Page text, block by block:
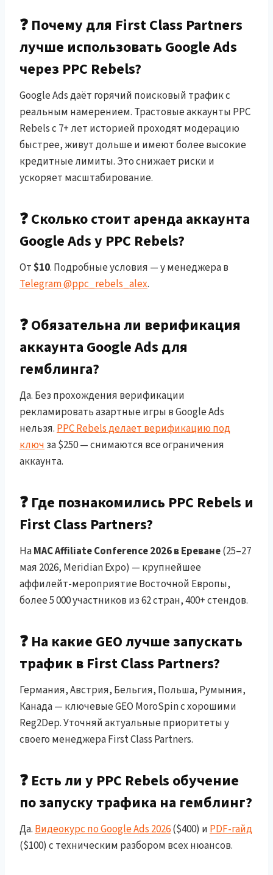
❓ Почему для First Class Partners
лучше использовать Google Ads
через PPC Rebels?
Google Ads даёт горячий поисковый трафик с
реальным намерением. Трастовые аккаунты PPC
Rebels с 7+ лет историей проходят модерацию
быстрее, живут дольше и имеют более высокие
кредитные лимиты. Это снижает риски и
ускоряет масштабирование.
❓ Сколько стоит аренда аккаунта
Google Ads у PPC Rebels?
От$10. Подробные условия — у менеджера в
Telegram @ppc_rebels_alex.
❓ Обязательна ли верификация
аккаунта Google Ads для
гемблинга?
Да. Без прохождения верификации
рекламировать азартные игры в Google Ads
нельзя. PPC Rebels делает верификацию под
ключ за $250 — снимаются все ограничения
аккаунта.
❓ Где познакомились PPC Rebels и
First Class Partners?
НаMAC Affiliate Conference 2026 в Ереване(25–27
мая 2026, Meridian Expo) — крупнейшее
аффилейт-мероприятие Восточной Европы,
более 5 000 участников из 62 стран, 400+ стендов.
❓ На какие GEO лучше запускать
трафик в First Class Partners?
Германия, Австрия, Бельгия, Польша, Румыния,
Канада — ключевые GEO MoroSpin с хорошими
Reg2Dep. Уточняй актуальные приоритеты у
своего менеджера First Class Partners.
❓ Есть ли у PPC Rebels обучение
по запуску трафика на гемблинг?
Да. Видеокурс по Google Ads 2026($400) и PDF-гайд
($100) с техническим разбором всех нюансов.